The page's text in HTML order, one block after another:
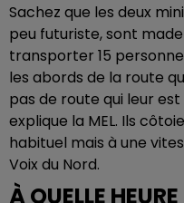
Sachez que les deux
peu futuriste, sont
transporter 15
les abords de la route
pas de route qui leur
explique la MEL. Ils
habituel mais à une
Voix du Nord.
À QUELLE HEURE